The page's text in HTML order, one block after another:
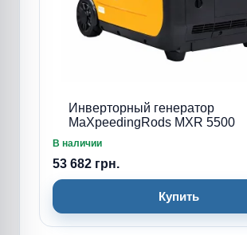
Инверторный генератор
MaXpeedingRods MXR 5500
В наличии
53 682 грн.
Купить